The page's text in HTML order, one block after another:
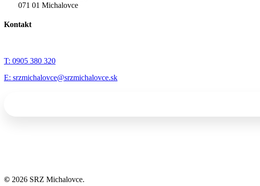
071 01 Michalovce
Kontakt
T: 0905 380 320
E: srzmichalovce@srzmichalovce.sk
© 2026 SRZ Michalovce.